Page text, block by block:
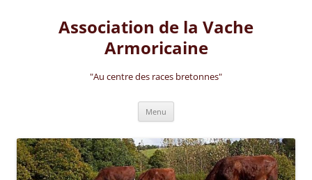
Association de la Vache
Armoricaine
"Au centre des races bretonnes"
Menu